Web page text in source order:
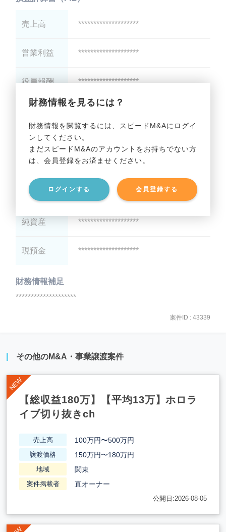
財務情報を見るには？
財務情報を閲覧するには、スピードM&Aにログイ
ンしてください。
まだスピードM&Aのアカウントをお持ちでない方
は、会員登録をお済ませください。
ログインする 会員登録する
売上高 ********************
営業利益 ********************
役員報酬 ********************
貸借対照表（B/S）
総資産 ********************
有利子負債 ********************
純資産 ********************
現預金 ********************
財務情報補足
********************
案件ID : 43339
その他のM&A・事業譲渡案件
【総収益180万】【平均13万】ホロラ
イブ切り抜きch
売上高 100万円〜500万円
譲渡価格 150万円〜180万円
地域 関東
案件掲載者 直オーナー
公開日:2026-08-05